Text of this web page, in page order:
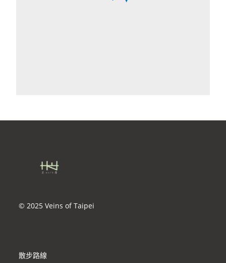
© 2025 Veins of Taipei
散步路線